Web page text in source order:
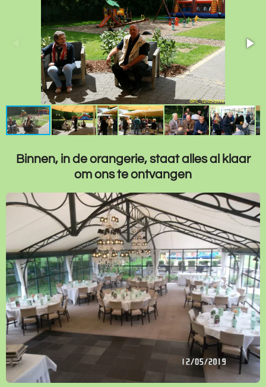
Binnen, in de orangerie, staat alles al klaar
om ons te ontvangen